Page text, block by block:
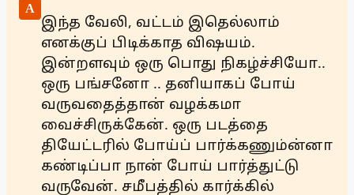
A
இந்த வேலி, வட்டம் இதெல்லாம்
எனக்குப் பிடிக்காத விஷயம்.
இன்றளவும் ஒரு பொது நிகழ்ச்சியோ..
ஒரு பங்சனோ .. தனியாகப் போய்
வருவதைத்தான் வழக்கமா
வைச்சிருக்கேன். ஒரு படத்தை
தியேட்டரில் போய்ப் பார்க்கணும்ன்னா
கண்டிப்பா நான் போய் பார்த்துட்டு
வருவேன். சமீபத்தில் கார்க்கில்